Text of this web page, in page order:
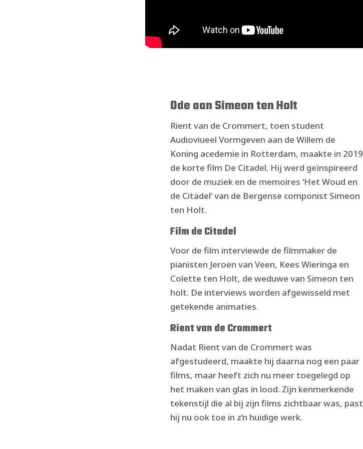
Ode aan Simeon ten Holt
Rient van de Crommert, toen student
Audioviueel Vormgeven aan de Willem de
Koning acedemie in Rotterdam, maakte in 2019
de korte film De Citadel. Hij werd geïnspireerd
door de muziek en de memoires ‘Het Woud en
de Citadel’ van de Bergense componist Simeon
ten Holt.
Film de Citadel
Voor de film interviewde de filmmaker de
pianisten Jeroen van Veen, Kees Wieringa en
Colette ten Holt, de weduwe van Simeon ten
holt. De interviews worden afgewisseld met
getekende animaties.
Rient van de Crommert
Nadat Rient van de Crommert was
afgestudeerd, maakte hij daarna nog een paar
films, maar heeft zich nu meer toegelegd op
het maken van glas in lood. Zijn kenmerkende
tekenstijl die al bij zijn films zichtbaar was, past
hij nu ook toe in z’n huidige werk.